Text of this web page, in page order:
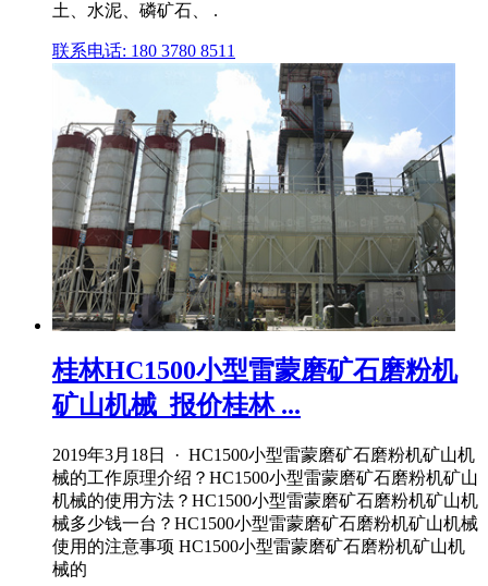
土、水泥、磷矿石、 .
联系电话: 180 3780 8511
桂林HC1500小型雷蒙磨矿石磨粉机
矿山机械_报价桂林 ...
2019年3月18日 · HC1500小型雷蒙磨矿石磨粉机矿山机
械的工作原理介绍？HC1500小型雷蒙磨矿石磨粉机矿山
机械的使用方法？HC1500小型雷蒙磨矿石磨粉机矿山机
械多少钱一台？HC1500小型雷蒙磨矿石磨粉机矿山机械
使用的注意事项 HC1500小型雷蒙磨矿石磨粉机矿山机
械的